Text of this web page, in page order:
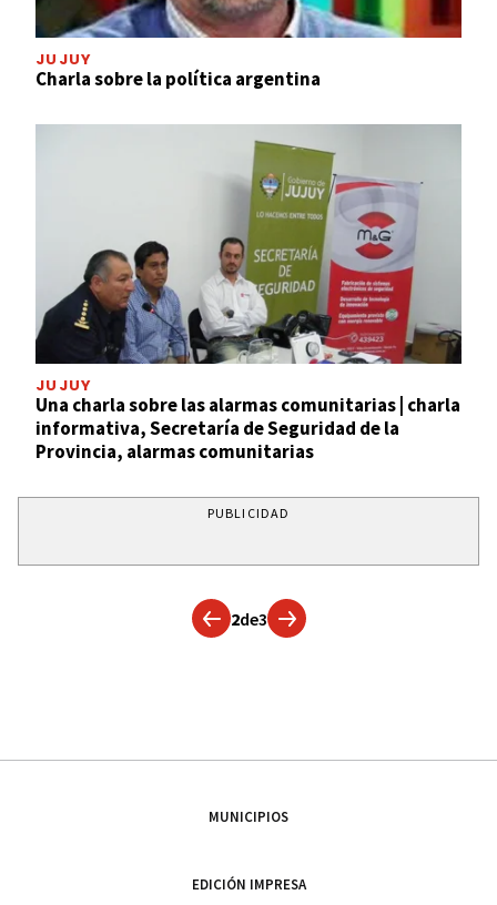
JUJUY
Charla sobre la política argentina
JUJUY
Una charla sobre las alarmas comunitarias | charla
informativa, Secretaría de Seguridad de la
Provincia, alarmas comunitarias
PUBLICIDAD
2de3
MUNICIPIOS
EDICIÓN IMPRESA